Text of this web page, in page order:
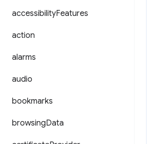
accessibilityFeatures
action
alarms
audio
bookmarks
browsingData